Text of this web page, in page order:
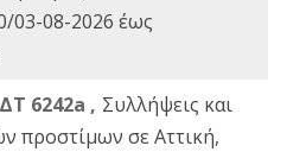
03-08-2026 έως
6242a , Συλλήψεις και
προστίμων σε Αττική,